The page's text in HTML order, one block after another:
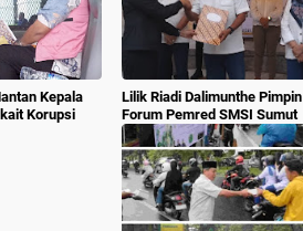
Kepala
Korupsi
Lilik Riadi Dalimunthe Pimpin
Forum Pemred SMSI Sumut